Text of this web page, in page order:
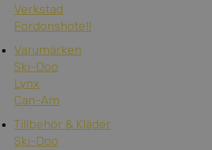
Verkstad
Fordonshotell
Varumärken
Ski-Doo
Lynx
Can-Am
Tillbehör & Kläder
Ski-Doo